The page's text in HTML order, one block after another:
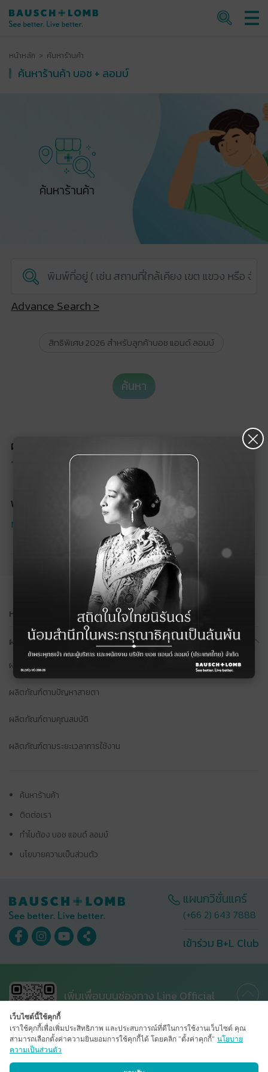
×
หน้าหลัก ค้นหาร้านค้า
ค้นหาร้านค้า บอช + ลอมบ์
ค้นหาร้านค้า
Advance Search >
สิทธิพิเศษ 2026 สำหรับลูกค้าบอช แอนด์ ลอมบ์
ค้นหา
ผลการค้นหา :
“คอนแทคเลนส์สี”
พบ 0 ร้านค้า ที่เกี่ยวข้อง :
ทั้งหมด ร้านค้าออนไลน์ ร้านค้าทั่วไป
หน้าแรก
ผลิตภัณฑ์ บอช แอนด์ ลอมบ์
ผลิตภัณฑ์ทั้งหมด
ผลิตภัณฑ์ตามปัญหาสายตา
ผลิตภัณฑ์ตามคุณสมบัติ
ผลิตภัณฑ์ตามระยะเวลาการใช้งาน
ค้นหาร้านค้า
ติดต่อเรา
ทำไมต้อง บอช แอนด์ ลอมบ์
นโยบายความเป็นส่วนตัว
แผนกวิชั่นแคร์
(+66 2) 643 7888
เข้าร่วม B+L Club
เพิ่มเพื่อนบนช่องทาง Line Official
เว็บไซต์นี้ใช้คุกกี้
เราใช้คุกกี้เพื่อเพิ่มประสิทธิภาพ และประสบการณ์ที่ดีในการใช้งานเว็บไซต์ คุณ
สามารถเลือกตั้งค่าความยินยอมการใช้คุกกี้ได้ โดยคลิก "ตั้งค่าคุกกี้" นโยบาย
ความเป็นส่วนตัว